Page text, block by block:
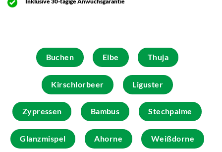
Buchen Eibe Thuja
Kirschlorbeer Liguster
Zypressen Bambus Stechpalme
Glanzmispel Ahorne Weißdorne